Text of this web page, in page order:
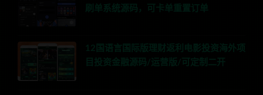
刷单系统源码，可卡单重置订单
12国语言国际版理财返利电影投资海外项
目投资金融源码/运营版/可定制二开